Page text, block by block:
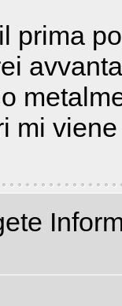
prima
mi